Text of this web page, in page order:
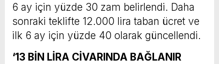
6 ay için yüzde 30 zam belirlendi. Daha
sonraki teklifte 12.000 lira taban ücret ve
ilk 6 ay için yüzde 40 olarak güncellendi.
‘13 BİN LİRA CİVARINDA BAĞLANIR